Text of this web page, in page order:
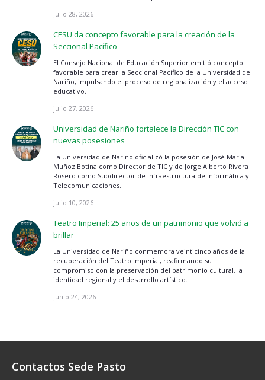
julio 28, 2026
CESU da concepto favorable para la creación de la
Seccional Pacífico
El Consejo Nacional de Educación Superior emitió concepto
favorable para crear la Seccional Pacífico de la Universidad de
Nariño, impulsando el proceso de regionalización y el acceso
educativo.
julio 27, 2026
Universidad de Nariño fortalece la Dirección TIC con
nuevas posesiones
La Universidad de Nariño oficializó la posesión de José María
Muñoz Botina como Director de TIC y de Jorge Alberto Rivera
Rosero como Subdirector de Infraestructura de Informática y
Telecomunicaciones.
julio 10, 2026
Teatro Imperial: 25 años de un patrimonio que volvió a
brillar
La Universidad de Nariño conmemora veinticinco años de la
recuperación del Teatro Imperial, reafirmando su
compromiso con la preservación del patrimonio cultural, la
identidad regional y el desarrollo artístico.
junio 24, 2026
Contactos Sede Pasto